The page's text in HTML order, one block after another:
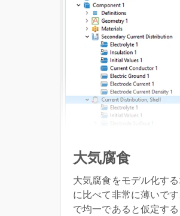
大気腐食
大気腐食をモデル化す
に比べて非常に薄いで
で均一であると仮定す